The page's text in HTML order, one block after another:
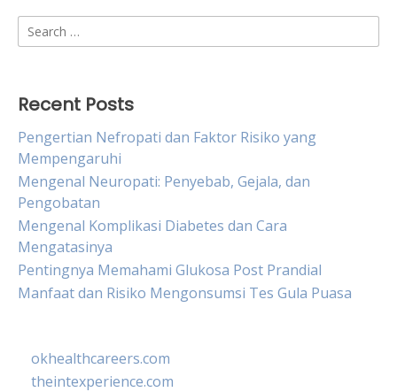
Search
for:
Recent Posts
Pengertian Nefropati dan Faktor Risiko yang
Mempengaruhi
Mengenal Neuropati: Penyebab, Gejala, dan
Pengobatan
Mengenal Komplikasi Diabetes dan Cara
Mengatasinya
Pentingnya Memahami Glukosa Post Prandial
Manfaat dan Risiko Mengonsumsi Tes Gula Puasa
okhealthcareers.com
theintexperience.com